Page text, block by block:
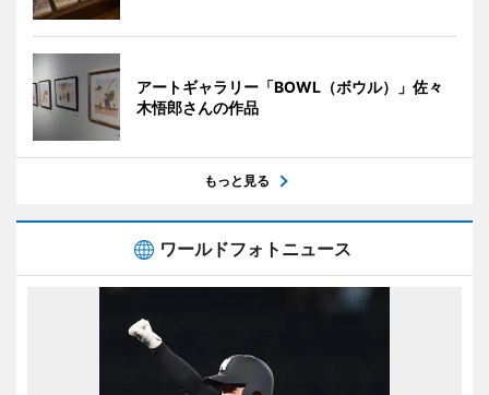
アートギャラリー「BOWL（ボウル）」佐々
木悟郎さんの作品
もっと見る
ワールドフォトニュース